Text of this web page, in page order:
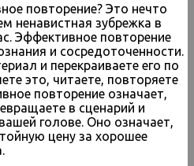
повторение? Это нечто
ненавистная зубрежка в
Эффективное повторение
и сосредоточенности.
и перекраиваете его по
это, читаете, повторяете
повторение означает,
в сценарий и
голове. Оно означает,
цену за хорошее